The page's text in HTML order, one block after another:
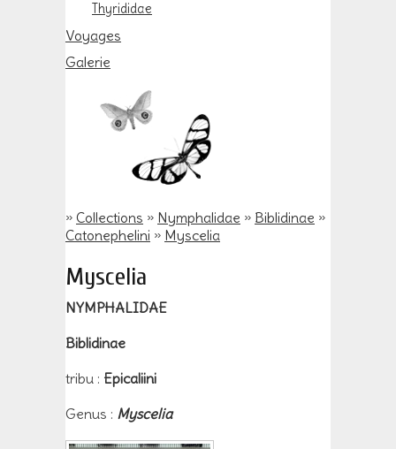
Thyrididae
Voyages
Galerie
» Collections » Nymphalidae » Biblidinae »
Catonephelini » Myscelia
Myscelia
NYMPHALIDAE
Biblidinae
tribu : Epicaliini
Genus : Myscelia